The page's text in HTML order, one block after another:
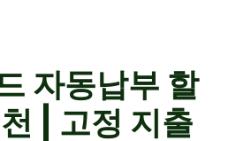
자동납부 할
| 고정 지출